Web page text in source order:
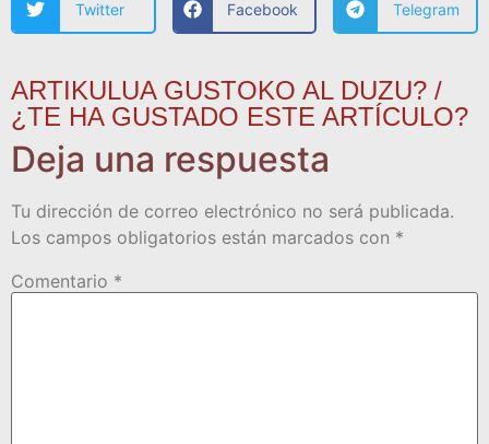
Twitter Facebook Telegram
ARTIKULUA GUSTOKO AL DUZU? /
¿TE HA GUSTADO ESTE ARTÍCULO?
Deja una respuesta
Tu dirección de correo electrónico no será publicada.
Los campos obligatorios están marcados con *
Comentario *